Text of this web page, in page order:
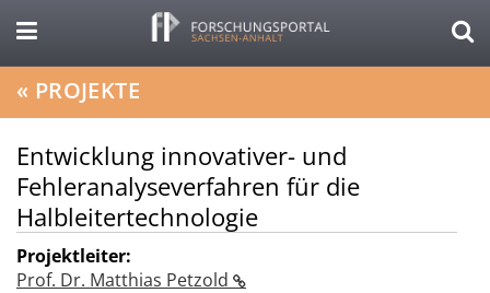
« PROJEKTE
Entwicklung innovativer- und
Fehleranalyseverfahren für die
Halbleitertechnologie
Projektleiter:
Prof. Dr. Matthias Petzold